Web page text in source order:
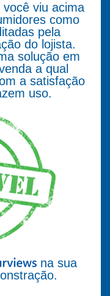
viu acima
como
pela
do lojista.
solução em
a qual
a satisfação
uso.
na sua